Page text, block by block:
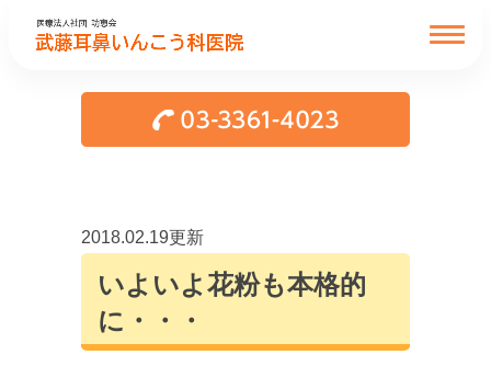
2018.02.19更新
いよいよ花粉も本格的
に・・・